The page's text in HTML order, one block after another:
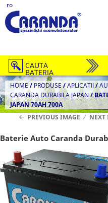
ro
CAUTA
BATERIA
HOME / PRODUSE/APLICATII/
CARANDA DURABILA JAPAN/
JAPAN 70AH 700A
PREVIOUS IMAGE
NEXT
Baterie Auto Caranda